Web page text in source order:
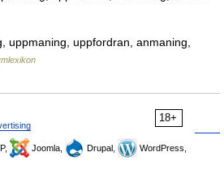
uppmaning, uppfordran, anmaning,
18+
Joomla, Drupal,
WordPress,